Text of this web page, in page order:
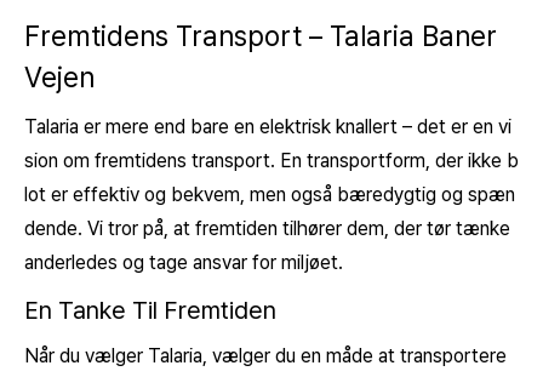
Fremtidens Transport – Talaria Baner
Vejen
Talaria er mere end bare en elektrisk knallert – det er en vi
sion om fremtidens transport. En transportform, der ikke b
lot er effektiv og bekvem, men også bæredygtig og spæn
dende. Vi tror på, at fremtiden tilhører dem, der tør tænke
anderledes og tage ansvar for miljøet.
En Tanke Til Fremtiden
Når du vælger Talaria, vælger du en måde at transportere